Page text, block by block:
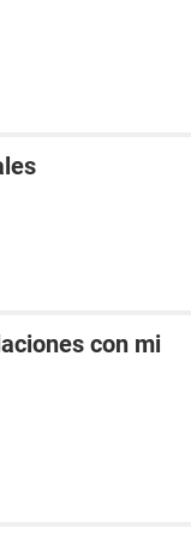
con mi